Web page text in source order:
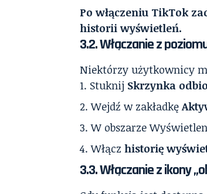
Po włączeniu TikTok
historii wyświetleń.
3.2. Włączanie z
Niektórzy użytkownicy
Stuknij Skrzynka
Wejdź w zakładkę
W obszarze
Włączhistorię
3.3. Włączanie z ikony